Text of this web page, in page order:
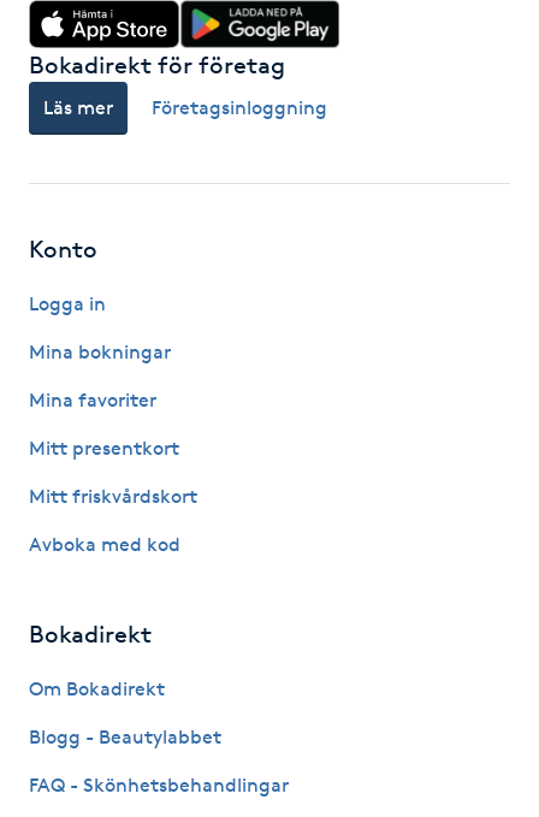
Hälsprickor
Idrottsmassage
Keratinbehandling
Kinesiologi
Bokadirekt för företag
Läs mer Företagsinloggning
Konto
Logga in
Mina bokningar
Mina favoriter
Mitt presentkort
Mitt friskvårdskort
Avboka med kod
Bokadirekt
Om Bokadirekt
Blogg - Beautylabbet
FAQ - Skönhetsbehandlingar